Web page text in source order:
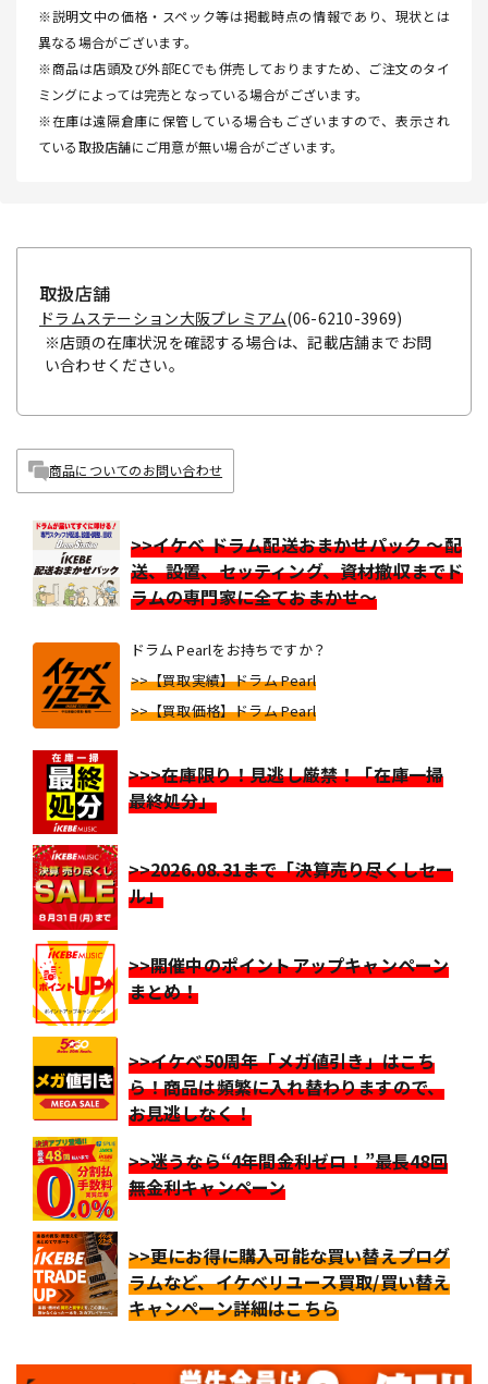
※説明文中の価格・スペック等は掲載時点の情報であり、現状とは
異なる場合がございます。
※商品は店頭及び外部ECでも併売しておりますため、ご注文のタイ
ミングによっては完売となっている場合がございます。
※在庫は遠隔倉庫に保管している場合もございますので、表示され
ている取扱店舗にご用意が無い場合がございます。
取扱店舗
ドラムステーション大阪プレミアム(06-6210-3969)
※店頭の在庫状況を確認する場合は、記載店舗までお問
い合わせください。
商品についてのお問い合わせ
>>イケベ ドラム配送おまかせパック ～配
送、設置、セッティング、資材撤収までド
ラムの専門家に全ておまかせ～
ドラム Pearlをお持ちですか？
>>【買取実績】ドラム Pearl
>>【買取価格】ドラム Pearl
>>>在庫限り！見逃し厳禁！「在庫一掃
最終処分」
>>2026.08.31まで「決算売り尽くしセー
ル」
>>開催中のポイントアップキャンペーン
まとめ！
>>イケベ50周年「メガ値引き」はこち
ら！商品は頻繁に入れ替わりますので、
お見逃しなく！
>>迷うなら“4年間金利ゼロ！”最長48回
無金利キャンペーン
>>更にお得に購入可能な買い替えプログ
ラムなど、イケベリユース買取/買い替え
キャンペーン詳細はこちら